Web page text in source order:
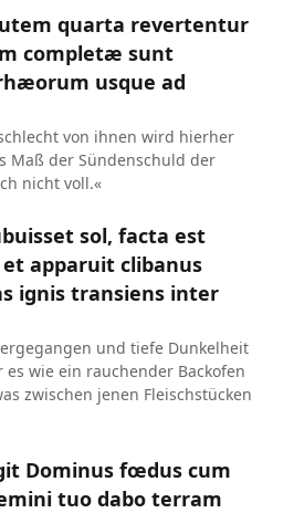
quarta revertentur
completæ sunt
usque ad
von ihnen wird hierher
Maß der Sündenschuld der
nicht voll.«
sol, facta est
apparuit clibanus
ignis transiens inter
und tiefe Dunkelheit
wie ein rauchender Backofen
zwischen jenen Fleischstücken
Dominus fœdus cum
tuo dabo terram